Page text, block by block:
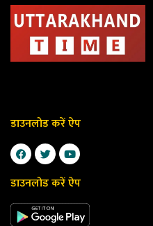
डाउनलोड करें ऐप
डाउनलोड करें ऐप